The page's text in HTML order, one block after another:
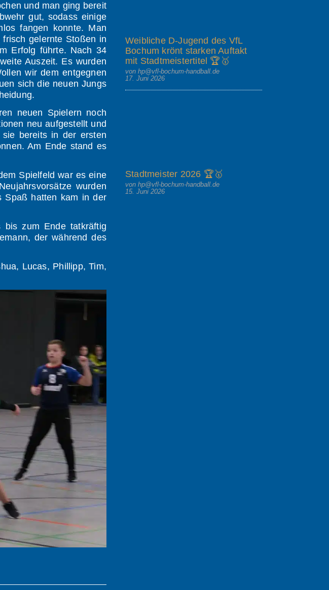
und man ging bereit
gut, sodass einige
fangen konnte. Man
gelernte Stoßen in
Erfolg führte. Nach 34
Auszeit. Es wurden
wir dem entgegnen
sich die neuen Jungs
neuen Spielern noch
neu aufgestellt und
bereits in der ersten
Am Ende stand es
Spielfeld war es eine
wurden
Spaß hatten kam in der
bis zum Ende tatkräftig
der während des
Lucas, Phillipp, Tim,
Weibliche D-Jugend des VfL
Bochum krönt starken Auftakt
mit Stadtmeistertitel 🏆🥇
von hp@vfl-bochum-handball.de
17. Juni 2026
Stadtmeister 2026 🏆🥇
von hp@vfl-bochum-handball.de
15. Juni 2026